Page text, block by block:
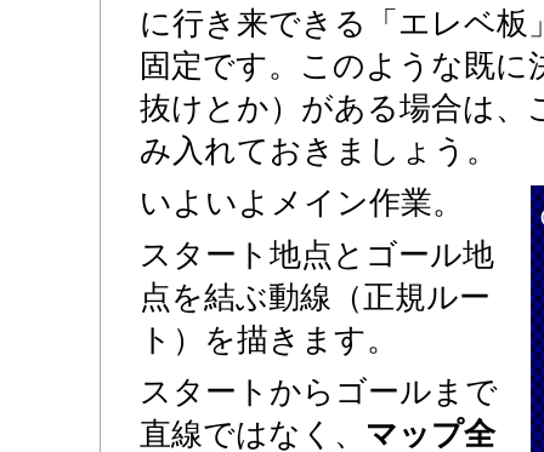
に行き来できる「エレベ板
固定です。このような既に
抜けとか）がある場合は、
み入れておきましょう。
いよいよメイン作業。
スタート地点とゴール地
点を結ぶ動線（正規ルー
ト）を描きます。
スタートからゴールまで
直線ではなく、 マップ全